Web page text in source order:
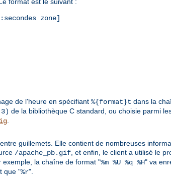
format est le suivant :
zone]
de l'heure en spécifiant %{format}t dans la
de la bibliothèque C standard, ou choisie parmi
.
guillemets. Elle contient de nombreuses
/apache_pb.gif, et enfin, le client a utilisé le
la chaîne de format "%m %U %q %H" va
que "%r".